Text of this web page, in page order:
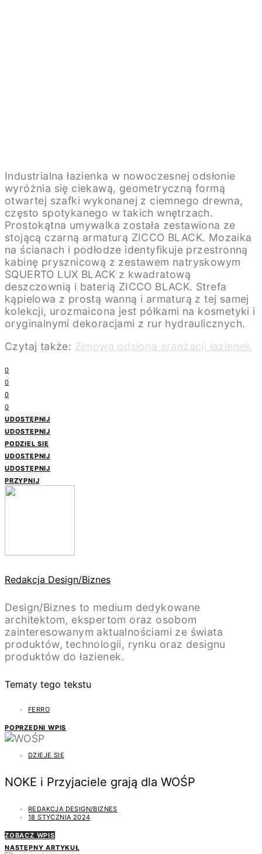
Industrialna łazienka w nowoczesnej odsłonie
wyróżnia się ciekawą, geometryczną formą
otwartej szafki wykonanej z ciemnego drewna,
często spotykanego w takich wnętrzach.
Prostokątna umywalka została zestawiona ze
stojącą czarną armaturą ZICCO BLACK. Mozaika
na ścianach i podłodze identyfikuje przestronną
kabinę prysznicową z zestawem natryskowym
SQUERTO LUX BLACK z kwadratową
deszczownią i baterią ZICCO BLACK. Strefa
kąpielowa z prostą wanną i armaturą z tej samej
kolekcji, urozmaicona jest półkami na kosmetyki i
oryginalnymi dekoracjami z rur hydraulicznych.
Czytaj także: Zimowa odsłona aranżacji łazienek
0
0
0
0
UDOSTĘPNIJ
UDOSTĘPNIJ
PODZIEL SIĘ
UDOSTĘPNIJ
UDOSTĘPNIJ
PRZYPNIJ
Redakcja Design/Biznes
Design/Biznes to medium dedykowane
architektom, ekspertom oraz osobom
zainteresowanym aktualnościami ze świata
produktów, technologii, rynku oraz designu
produktów do łazienek.
Tematy tego tekstu
FERRO
POPRZEDNI WPIS
DZIEJE SIĘ
NOKE i Przyjaciele grają dla WOŚP
REDAKCJA DESIGN/BIZNES
18 STYCZNIA 2024
ZOBACZ WPIS
NASTĘPNY ARTYKUŁ